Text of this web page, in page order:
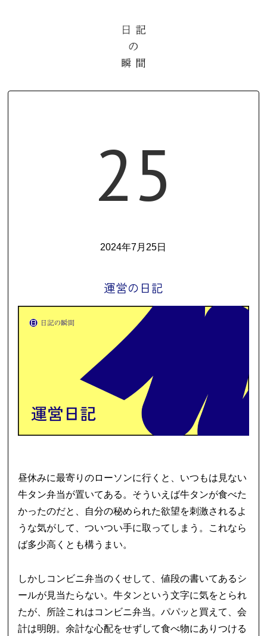
25
2024年7月25日
運営の日記
昼休みに最寄りのローソンに行くと、いつもは見ない
牛タン弁当が置いてある。そういえば牛タンが食べた
かったのだと、自分の秘められた欲望を刺激されるよ
うな気がして、ついつい手に取ってしまう。これなら
ば多少高くとも構うまい。
しかしコンビニ弁当のくせして、値段の書いてあるシ
ールが見当たらない。牛タンという文字に気をとられ
たが、所詮これはコンビニ弁当。パパッと買えて、会
計は明朗。余計な心配をせずして食べ物にありつける